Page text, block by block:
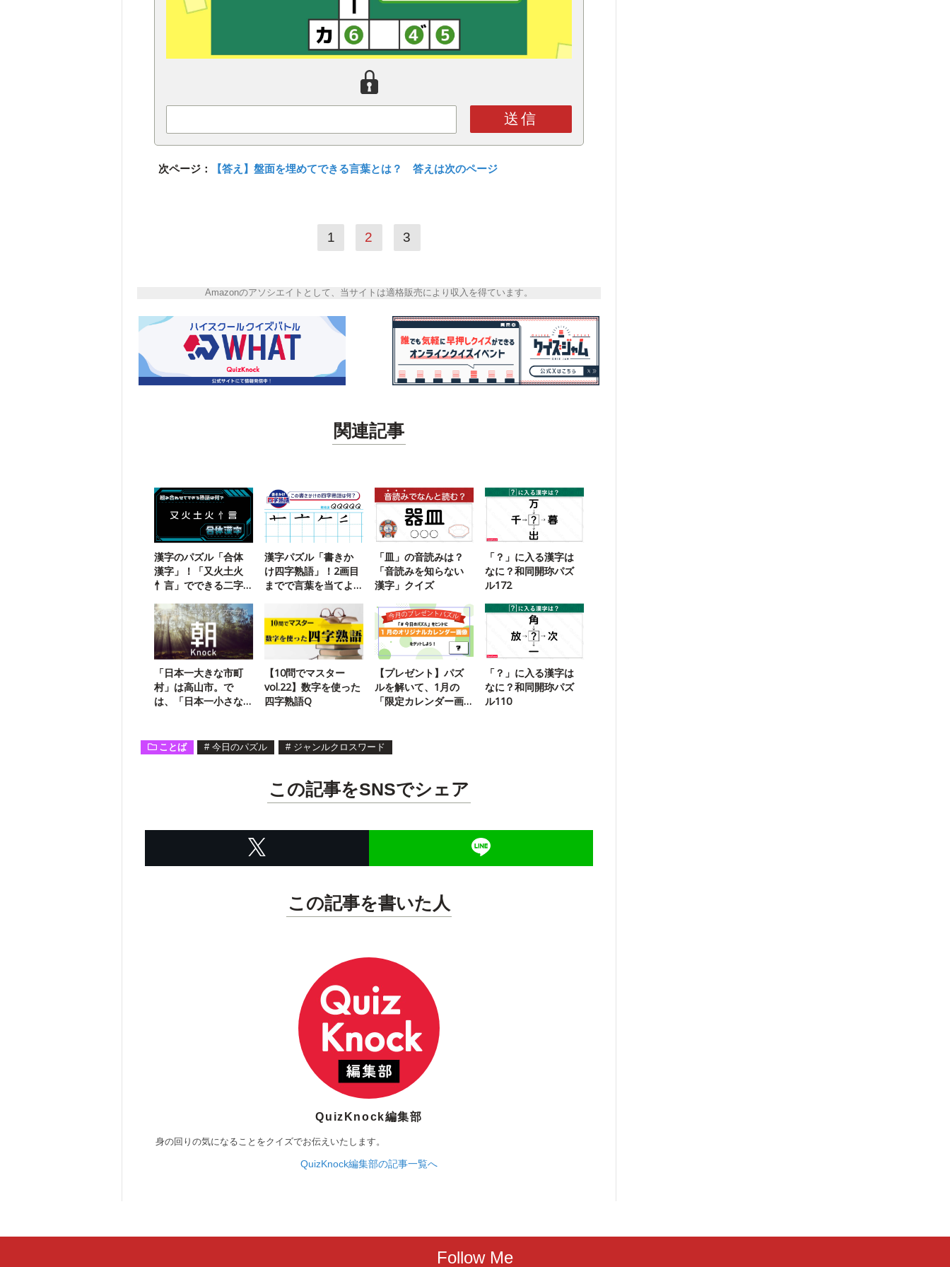
送信
次ページ： 【答え】盤面を埋めてできる言葉とは？ 答えは次のページ
1 2 3
Amazonのアソシエイトとして、当サイトは適格販売により収入を得ています。
関連記事
漢字のパズル「合体
漢字」！「又火土火
忄言」でできる二字
漢字パズル「書きか
け四字熟語」！2画目
までで言葉を当てよ
「皿」の音読みは？
「音読みを知らない
漢字」クイズ
「？」に入る漢字は
なに？和同開珎パズ
ル172
「日本一大きな市町
村」は高山市。で
は、「日本一小さな
【10問でマスター
vol.22】数字を使った
四字熟語Q
【プレゼント】パズ
ルを解いて、1月の
「限定カレンダー画
「？」に入る漢字は
なに？和同開珎パズ
ル110
ことば # 今日のパズル # ジャンルクロスワード
この記事をSNSでシェア
この記事を書いた人
QuizKnock編集部
身の回りの気になることをクイズでお伝えいたします。
QuizKnock編集部の記事一覧へ
Follow Me